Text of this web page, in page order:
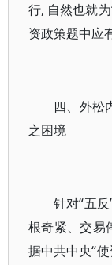
行, 自然也就
资政策题中应
四、外松
之困境
针对“五
根奇紧、交易
据中共中央“